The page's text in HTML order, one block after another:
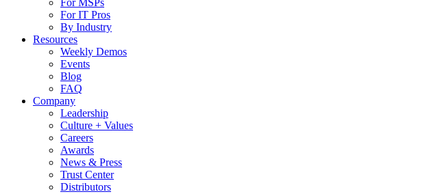
For MSPs
For IT Pros
By Industry
Resources
Weekly Demos
Events
Blog
FAQ
Company
Leadership
Culture + Values
Careers
Awards
News & Press
Trust Center
Distributors